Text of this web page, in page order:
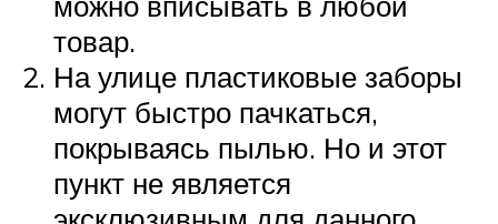
товар.
На улице пластиковые заборы
могут быстро пачкаться,
покрываясь пылью. Но и этот
пункт не является